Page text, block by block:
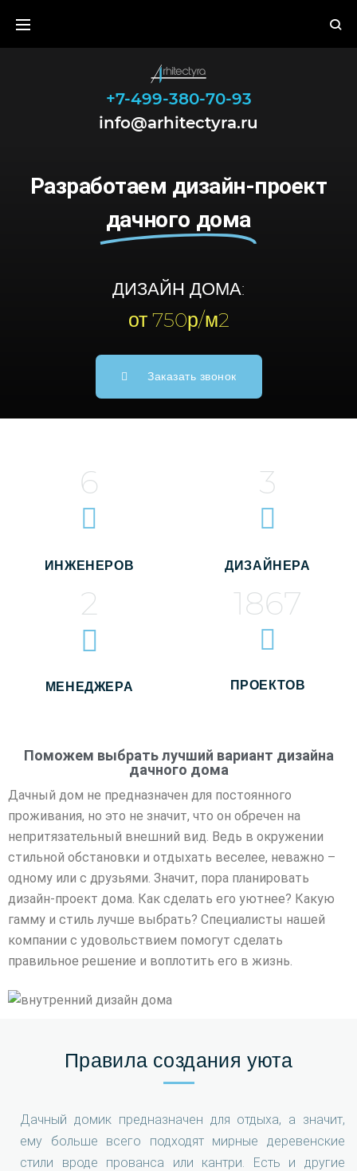
+7-499-380-70-93
info@arhitectyra.ru
Разработаем дизайн-проект
дачного дома
ДИЗАЙН ДОМА:
от 750р/м2
Заказать звонок
6
ИНЖЕНЕРОВ
3
ДИЗАЙНЕРА
2
МЕНЕДЖЕРА
1867
ПРОЕКТОВ
Поможем выбрать лучший вариант дизайна
дачного дома
Дачный дом не предназначен для постоянного
проживания, но это не значит, что он обречен на
непритязательный внешний вид. Ведь в окружении
стильной обстановки и отдыхать веселее, неважно –
одному или с друзьями. Значит, пора планировать
дизайн-проект дома. Как сделать его уютнее? Какую
гамму и стиль лучше выбрать? Специалисты нашей
компании с удовольствием помогут сделать
правильное решение и воплотить его в жизнь.
Правила создания уюта
Дачный домик предназначен для отдыха, а значит,
ему больше всего подходят мирные деревенские
стили вроде прованса или кантри. Есть и другие